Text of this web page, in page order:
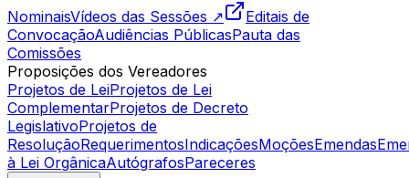
NominaisVídeos das Sessões ↗
Editais de
ConvocaçãoAudiências PúblicasPauta das
Comissões
Proposições dos Vereadores
Projetos de LeiProjetos de Lei
ComplementarProjetos de Decreto
LegislativoProjetos de
ResoluçãoRequerimentosIndicaçõesMoçõesEmendas
à Lei OrgânicaAutógrafosPareceres